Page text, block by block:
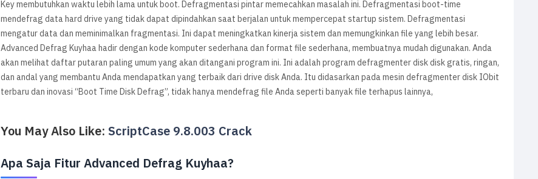
Key membutuhkan waktu lebih lama untuk boot. Defragmentasi pintar memecahkan masalah ini. Defragmentasi boot-time
mendefrag data hard drive yang tidak dapat dipindahkan saat berjalan untuk mempercepat startup sistem. Defragmentasi
mengatur data dan meminimalkan fragmentasi. Ini dapat meningkatkan kinerja sistem dan memungkinkan file yang lebih besar.
Advanced Defrag Kuyhaa hadir dengan kode komputer sederhana dan format file sederhana, membuatnya mudah digunakan. Anda
akan melihat daftar putaran paling umum yang akan ditangani program ini. Ini adalah program defragmenter disk disk gratis, ringan,
dan andal yang membantu Anda mendapatkan yang terbaik dari drive disk Anda. Itu didasarkan pada mesin defragmenter disk IObit
terbaru dan inovasi “Boot Time Disk Defrag”, tidak hanya mendefrag file Anda seperti banyak file terhapus lainnya,
You May Also Like:ScriptCase 9.8.003 Crack
Apa Saja Fitur Advanced Defrag Kuyhaa?